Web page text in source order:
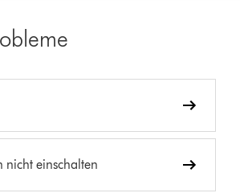
nicht einschalten